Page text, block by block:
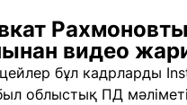
видео
бұл кадрларды
облыстық ПД